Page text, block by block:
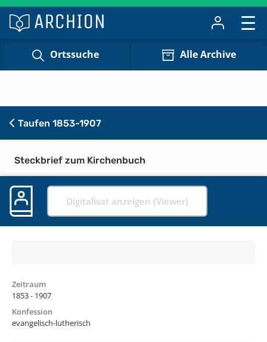
Ortssuche Alle Archive
Taufen 1853-1907
Steckbrief zum Kirchenbuch
Digitalisat anzeigen (Viewer)
Zeitraum
1853 - 1907
Konfession
evangelisch-lutherisch